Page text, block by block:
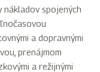
spojených
a dopravnými
prenájmom
a režijnými